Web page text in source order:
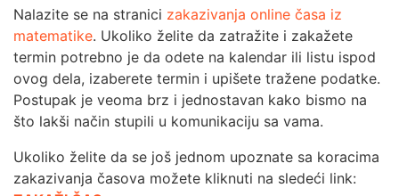
Nalazite se na stranici zakazivanja online časa iz
matematike. Ukoliko želite da zatražite i zakažete
termin potrebno je da odete na kalendar ili listu ispod
ovog dela, izaberete termin i upišete tražene podatke.
Postupak je veoma brz i jednostavan kako bismo na
što lakši način stupili u komunikaciju sa vama.
Ukoliko želite da se još jednom upoznate sa koracima
zakazivanja časova možete kliknuti na sledeći link: